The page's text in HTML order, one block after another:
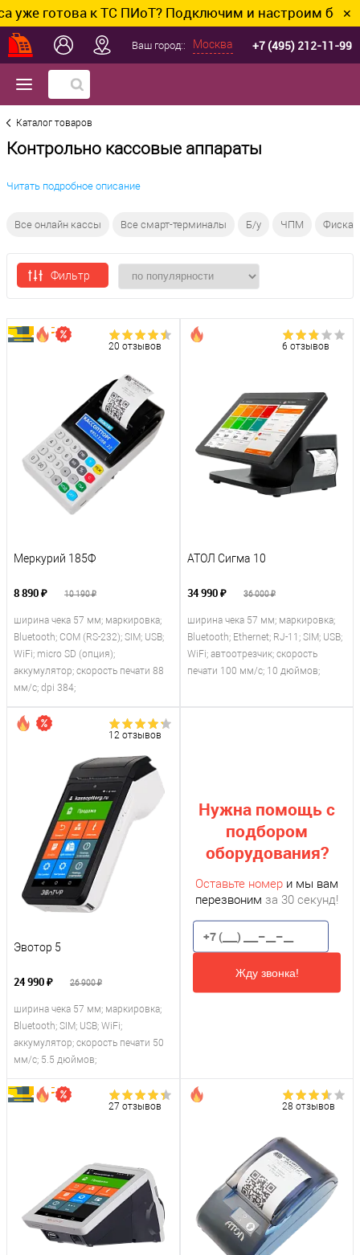
к ТС ПИоТ? Подключим и настроим без лишних✕
Ваш город:: Москва +7 (495) 212-11-99
Каталог товаров
Контрольно кассовые аппараты
Читать подробное описание
Все онлайн кассы Все смарт-терминалы Б/у ЧПМ
Фильтр
20 отзывов
Меркурий 185Ф
8 890 ₽ 10 190 ₽
ширина чека 57 мм; маркировка;
Bluetooth; COM (RS-232); SIM; USB;
WiFi; micro SD (опция);
аккумулятор; скорость печати 88
мм/с; dpi 384;
6 отзывов
АТОЛ Сигма 10
34 990 ₽ 36 000 ₽
ширина чека 57 мм; маркировка;
Bluetooth; Ethernet; RJ-11; SIM; USB;
WiFi; автоотрезчик; скорость
печати 100 мм/с; 10 дюймов;
12 отзывов
Эвотор 5
24 990 ₽ 26 900 ₽
ширина чека 57 мм; маркировка;
Bluetooth; SIM; USB; WiFi;
аккумулятор; скорость печати 50
мм/с; 5.5 дюймов;
Нужна помощь с
подбором
оборудования?
Оставьте номер и мы вам
перезвоним за 30 секунд!
Жду звонка!
27 отзывов 28 отзывов